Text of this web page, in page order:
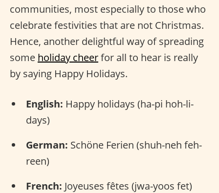
communities, most especially to those who
celebrate festivities that are not Christmas.
Hence, another delightful way of spreading
some holiday cheerfor all to hear is really
by saying Happy Holidays.
English: Happy holidays (ha-pi hoh-li-
days)
German: Schöne Ferien (shuh-neh feh-
reen)
French: Joyeuses fêtes (jwa-yoos fet)